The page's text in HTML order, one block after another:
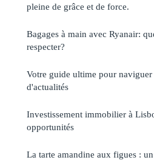
pleine de grâce et de force.
Bagages à main avec Ryanair:
respecter?
Votre guide ultime pour
d'actualités
Investissement immobilier à
opportunités
La tarte amandine aux figues :